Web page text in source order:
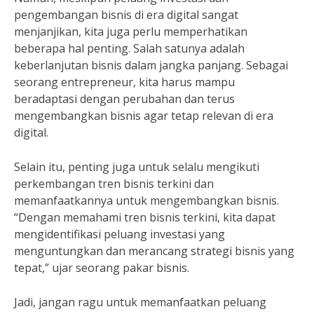
pengembangan bisnis di era digital sangat
menjanjikan, kita juga perlu memperhatikan
beberapa hal penting. Salah satunya adalah
keberlanjutan bisnis dalam jangka panjang. Sebagai
seorang entrepreneur, kita harus mampu
beradaptasi dengan perubahan dan terus
mengembangkan bisnis agar tetap relevan di era
digital.
Selain itu, penting juga untuk selalu mengikuti
perkembangan tren bisnis terkini dan
memanfaatkannya untuk mengembangkan bisnis.
“Dengan memahami tren bisnis terkini, kita dapat
mengidentifikasi peluang investasi yang
menguntungkan dan merancang strategi bisnis yang
tepat,” ujar seorang pakar bisnis.
Jadi, jangan ragu untuk memanfaatkan peluang